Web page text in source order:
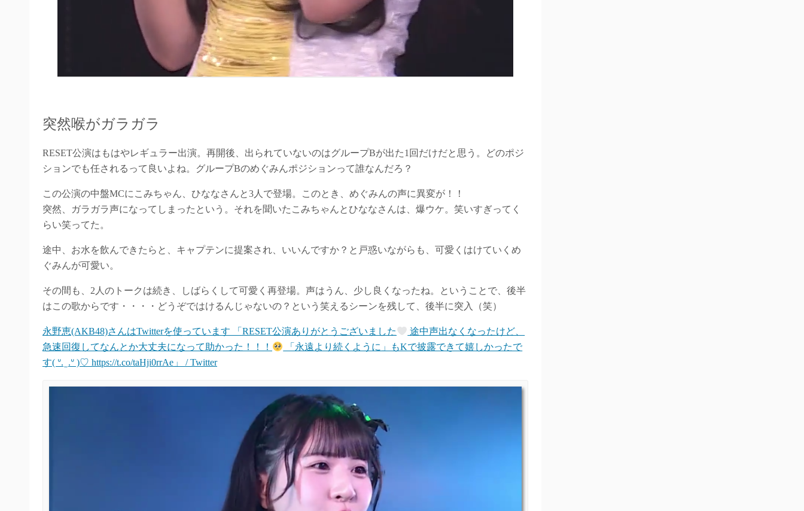
突然喉がガラガラ
RESET公演はもはやレギュラー出演。再開後、出られていないのはグループBが出た1回だけだと思う。どのポジ
ションでも任されるって良いよね。グループBのめぐみんポジションって誰なんだろ？
この公演の中盤MCにこみちゃん、ひななさんと3人で登場。このとき、めぐみんの声に異変が！！
突然、ガラガラ声になってしまったという。それを聞いたこみちゃんとひななさんは、爆ウケ。笑いすぎってく
らい笑ってた。
途中、お水を飲んできたらと、キャプテンに提案され、いいんですか？と戸惑いながらも、可愛くはけていくめ
ぐみんが可愛い。
その間も、2人のトークは続き、しばらくして可愛く再登場。声はうん、少し良くなったね。ということで、後半
はこの歌からです・・・・どうぞではけるんじゃないの？という笑えるシーンを残して、後半に突入（笑）
永野恵(AKB48)さんはTwitterを使っています 「RESET公演ありがとうございました
途中声出なくなったけど、
急速回復してなんとか大丈夫になって助かった！！！
「永遠より続くように」もKで披露できて嬉しかったで
す( ᐡ. ̫ .ᐡ )♡ https://t.co/taHji0rrAe」 / Twitter